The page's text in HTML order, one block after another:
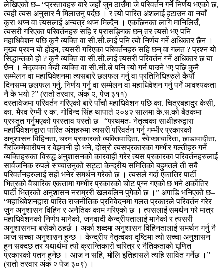
लेखिएको छ– “प्रस्तावहरु बारे जहाँ जुन ठाउँमा जे परिवर्तन गर्ने निर्णय भएको छ,
त्यही त्यस अनुसार नै मिलाउनु पर्दछ । र त्यो पारित अंशलाई हटाउन वा नयाँ
कुरा थप्न वा त्यसलाई अन्यत्र थप्न मिल्दैन । एकछिनका लागि मानिलिउँ,
त्यसरी गरिएका परिवर्तनहरु सहि र प्रासङ्गिक छन् तर त्यसो भए पनि
महाधिवेशन पछि कुनै व्यक्ति वा सी.सी.लाई पनि त्यो निर्णय गर्ने अधिकार छैन ।
मुख्य प्रश्न यो होइन, त्यसरी गरिएका परिवर्तनहरु सहि छन् वा गलत ? प्रश्न यो
सिद्धान्तको हो ? कुनै व्यक्ति वा सी.सी.लाई त्यसरी परिवर्तन गर्ने अधिकार छ या
छैन । नेतृत्वका केही व्यक्ति वा सी.सी.ले पनि त्यो गर्न पाउने भए पछि कुनै
सम्मेलन वा महाधिवेशनमा त्यसबारे छलफल गर्नु वा प्रतिनिधिहरुले कैयौं
दिनसम्म छलफल गर्नु, निर्णय गर्नु वा सम्मेलन वा महाधिवेशन गर्नु पर्ने आवश्यकता
नै के भयो ?” (रातो तरवार, अंक २, पेज ३११)
दस्तावेजमा परिवर्तन गरिएको बारे पाँचौ महाधिवेशन पछि का. चित्रबहादुर केसी,
का. भैरव रेग्मी र का. गोविन्द सिंह थापाले २०४२ सालमा के.स.को बैठकमा
प्रस्तुत गर्नुभएको प्रस्ताव यस्तो छ– “प्रथमतः नेतृत्वका साथीहरुद्वारा
महाधिवेशनद्वारा पारित अंशहरुमा त्यसरी परिवर्तन गर्नु गम्भीर प्रकारको
अनुशासन विहिनता, चरम प्रकारको व्यक्तिवादिता, स्वेच्छाचारिता, छाडावादीता,
गैरजिम्मेवारीपन र वेइमानी हो भने, दोस्रो त्यसप्रकारका गम्भीर गल्तीहरु गर्ने
व्यक्तिहरुका विरुद्ध अनुशासनको कारवाही गरेर त्यस प्रकारका परिवर्तनहरुलाई
सार्वजनिक रुपले सच्चाउनुको सट्टा केन्द्रीय समितिको बहुमतले ती सबै
परिवर्तनहरुलाई सही भनेर समर्थन गरेको छ । त्यसले गर्दा एकातिर पार्टी
भित्रको वैचारिक एकतामा गम्भीर प्रकारको चोट पुग्न गएको छ भने अर्काेतिर
पार्टी भित्रको अनुशासन नराम्ररी खलबलिन पुगेको छ ।” अगाडि भनिएको छ–
“महाधिवेशनद्वारा पारित राजनीतिक प्रतिवेदनमा गलत प्रकारले परिवर्तन गरेर
जुन अनुशासन विहिन र अनैतिक काम गरिएको छ । त्यसलाई समर्थन गरे मात्र
महाधिवेशनको निर्णय मानेको, जनवादी केन्द्रीयतालाई मानेको र त्यसरी
अनुशासनमा बसेको ठहर्छ । अर्का शब्दमा अनुशासन विहिनतालाई समर्थन गर्नु नै
आज सच्चा अनुशासन हुन्छ । केन्द्रीय नेतृत्वका दृष्टिमा त्यो सच्चा अनुशासन
हुन सक्दछ तर यथार्थमा त्यो क्रान्तिकारी चरित्र र नैतिकताको घृणित
प्रकारको पतन हुनेछ । आज न सहि, भोलि इतिहासले त्यहि सावित गर्नेछ ।”
(रातो तरवार अंक २ पेज ३०९) ।